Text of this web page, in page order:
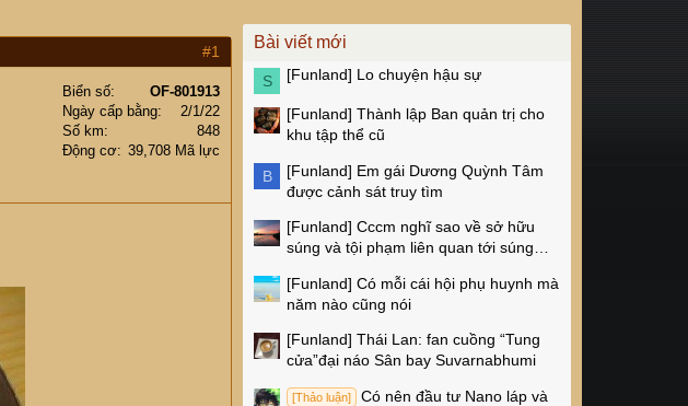
#1
Biển số
OF-801913
Ngày cấp bằng
2/1/22
Số km
848
Động cơ
39,708 Mã lực
Bài viết mới
S [Funland] Lo chuyện hậu sự
[Funland] Thành lập Ban quản trị cho
khu tập thể cũ
B [Funland] Em gái Dương Quỳnh Tâm
được cảnh sát truy tìm
[Funland] Cccm nghĩ sao về sở hữu
súng và tội phạm liên quan tới súng
[Funland] Có mỗi cái hội phụ huynh mà
năm nào cũng nói
[Funland] Thái Lan: fan cuồng “Tung
cửa”đại náo Sân bay Suvarnabhumi
[Thảo luận]
Có nên đầu tư Nano láp và